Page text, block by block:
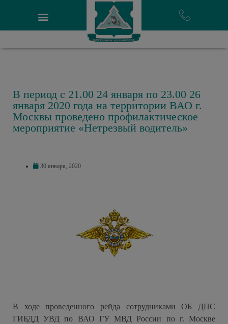
В период с 21.00 24 января по 23.00 26
января 2020 года на территории ВАО г.
Москвы проведено профилактическое
мероприятие «Нетрезвый водитель»
30 января, 2020
В ходе проведенного рейда сотрудниками ОБ ДПС
ГИБДД УВД по ВАО ГУ МВД России по г. Москве